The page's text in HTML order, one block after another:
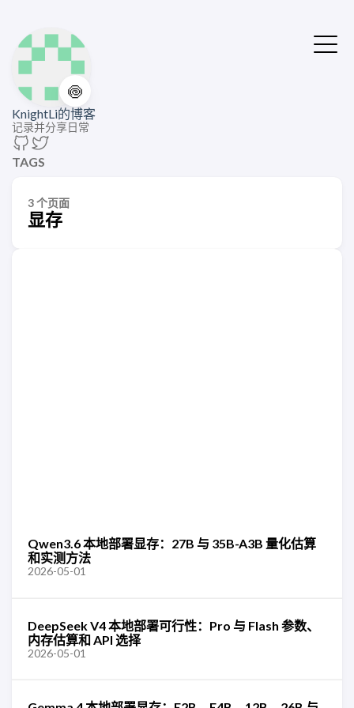
🍥
KnightLi的博客
记录并分享日常
TAGS
3 个页面
显存
Qwen3.6 本地部署显存：27B 与 35B-A3B 量化估算
和实测方法
2026-05-01
DeepSeek V4 本地部署可行性：Pro 与 Flash 参数、
内存估算和 API 选择
2026-05-01